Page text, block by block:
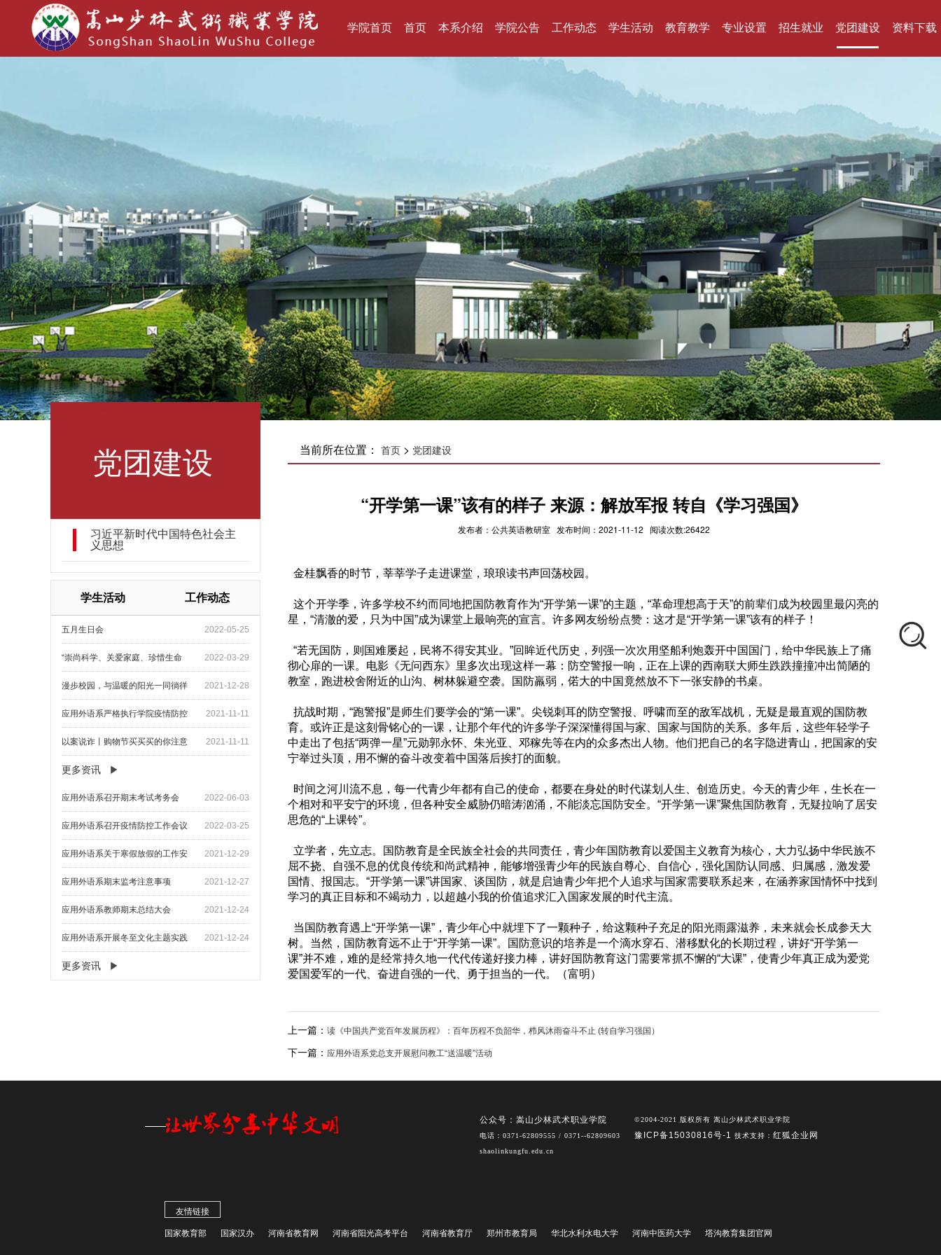
学院首页 首页 本系介绍 学院公告 工作动态 学生活动 教育教学 专业设置 招生就业 党团建设 资料下载
党团建设
习近平新时代中国特色社会主
义思想
学生活动 工作动态
2022-05-25
五月生日会
2022-03-29
“崇尚科学、关爱家庭、珍惜生命
2021-12-28
漫步校园，与温暖的阳光一同徜徉
2021-11-11
应用外语系严格执行学院疫情防控
2021-11-11
以案说诈丨购物节买买买的你注意
更多资讯
2022-06-03
应用外语系召开期末考试考务会
2022-03-25
应用外语系召开疫情防控工作会议
2021-12-29
应用外语系关于寒假放假的工作安
2021-12-27
应用外语系期末监考注意事项
2021-12-24
应用外语系教师期末总结大会
2021-12-24
应用外语系开展冬至文化主题实践
更多资讯
当前所在位置： 首页> 党团建设
“开学第一课”该有的样子 来源：解放军报 转自《学习强国》
发布者：公共英语教研室 发布时间：2021-11-12 阅读次数:26422
金桂飘香的时节，莘莘学子走进课堂，琅琅读书声回荡校园。
这个开学季，许多学校不约而同地把国防教育作为“开学第一课”的主题，“革命理想高于天”的前辈们成为校园里最闪亮的
星，“清澈的爱，只为中国”成为课堂上最响亮的宣言。许多网友纷纷点赞：这才是“开学第一课”该有的样子！
“若无国防，则国难屡起，民将不得安其业。”回眸近代历史，列强一次次用坚船利炮轰开中国国门，给中华民族上了痛
彻心扉的一课。电影《无问西东》里多次出现这样一幕：防空警报一响，正在上课的西南联大师生跌跌撞撞冲出简陋的
教室，跑进校舍附近的山沟、树林躲避空袭。国防羸弱，偌大的中国竟然放不下一张安静的书桌。
抗战时期，“跑警报”是师生们要学会的“第一课”。尖锐刺耳的防空警报、呼啸而至的敌军战机，无疑是最直观的国防教
育。或许正是这刻骨铭心的一课，让那个年代的许多学子深深懂得国与家、国家与国防的关系。多年后，这些年轻学子
中走出了包括“两弹一星”元勋郭永怀、朱光亚、邓稼先等在内的众多杰出人物。他们把自己的名字隐进青山，把国家的安
宁举过头顶，用不懈的奋斗改变着中国落后挨打的面貌。
时间之河川流不息，每一代青少年都有自己的使命，都要在身处的时代谋划人生、创造历史。今天的青少年，生长在一
个相对和平安宁的环境，但各种安全威胁仍暗涛汹涌，不能淡忘国防安全。“开学第一课”聚焦国防教育，无疑拉响了居安
思危的“上课铃”。
立学者，先立志。国防教育是全民族全社会的共同责任，青少年国防教育以爱国主义教育为核心，大力弘扬中华民族不
屈不挠、自强不息的优良传统和尚武精神，能够增强青少年的民族自尊心、自信心，强化国防认同感、归属感，激发爱
国情、报国志。“开学第一课”讲国家、谈国防，就是启迪青少年把个人追求与国家需要联系起来，在涵养家国情怀中找到
学习的真正目标和不竭动力，以超越小我的价值追求汇入国家发展的时代主流。
当国防教育遇上“开学第一课”，青少年心中就埋下了一颗种子，给这颗种子充足的阳光雨露滋养，未来就会长成参天大
树。当然，国防教育远不止于“开学第一课”。国防意识的培养是一个滴水穿石、潜移默化的长期过程，讲好“开学第一
课”并不难，难的是经常持久地一代代传递好接力棒，讲好国防教育这门需要常抓不懈的“大课”，使青少年真正成为爱党
爱国爱军的一代、奋进自强的一代、勇于担当的一代。（富明）
上一篇： 读《中国共产党百年发展历程》：百年历程不负韶华，栉风沐雨奋斗不止 (转自学习强国）
下一篇： 应用外语系党总支开展慰问教工“送温暖”活动
公众号：嵩山少林武术职业学院
电话：0371-62809555 / 0371--62809603
shaolinkungfu.edu.cn
©2004-2021 版权所有 嵩山少林武术职业学院
豫ICP备15030816号-1技术支持：红狐企业网
友情链接
国家教育部 国家汉办 河南省教育网 河南省阳光高考平台 河南省教育厅 郑州市教育局 华北水利水电大学 河南中医药大学 塔沟教育集团官网